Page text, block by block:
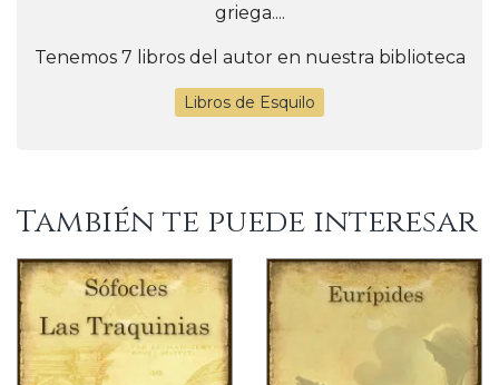
griega....
Tenemos 7 libros del autor en nuestra biblioteca
Libros de Esquilo
También te puede interesar